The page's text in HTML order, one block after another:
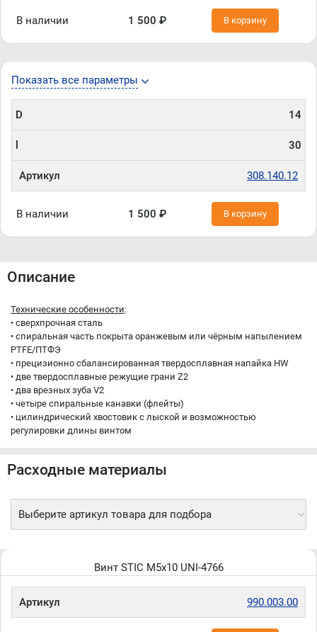
Показать все параметры
D 14
30
Артикул 308.140.12
В наличии 1 500 ₽ В корзину
В наличии 1 500 ₽ В корзину
Описание
Технические особенности:
• cверхпрочная сталь
• cпиральная часть покрыта оранжевым или чёрным напылением
PTFE/ПТФЭ
• прецизионно сбалансированная твердосплавная напайка HW
• две твердосплавные режущие грани Z2
• два врезных зуба V2
• четыре спиральные канавки (флейты)
• цилиндрический хвостовик с лыской и возможностью
регулировки длины винтом
Расходные материалы
Выберите артикул товара для подбора
Винт STIC M5x10 UNI-4766
Артикул 990.003.00